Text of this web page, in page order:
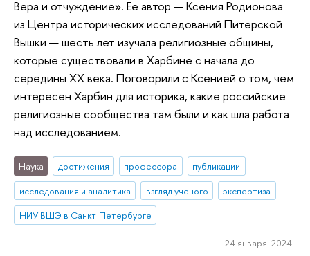
Вера и отчуждение». Ее автор — Ксения Родионова
из Центра исторических исследований Питерской
Вышки — шесть лет изучала религиозные общины,
которые существовали в Харбине с начала до
середины XX века. Поговорили с Ксенией о том, чем
интересен Харбин для историка, какие российские
религиозные сообщества там были и как шла работа
над исследованием.
Наука достижения профессора
публикации
исследования и аналитика
взгляд ученого
экспертиза
НИУ ВШЭ в Санкт-Петербурге
24 января 2024